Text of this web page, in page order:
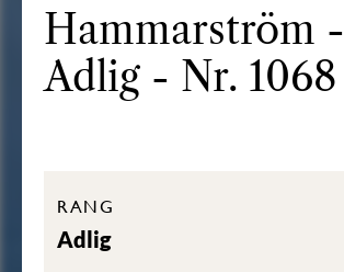
Hammarström -
Adlig - Nr. 1068
RANG
Adlig